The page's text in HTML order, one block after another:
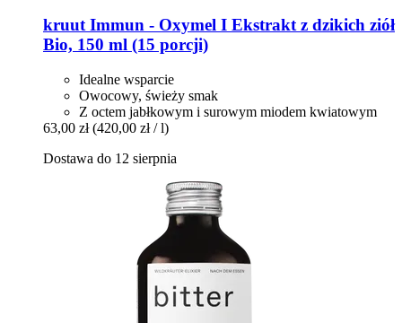
kruutImmun -​ Oxymel I Ekstrakt z dzikich ziół
Bio, 150 ml (15 porcji)
Idealne wsparcie
Owocowy, świeży smak
Z octem jabłkowym i surowym miodem kwiatowym
63,00 zł (420,00 zł / l)
Dostawa do 12 sierpnia